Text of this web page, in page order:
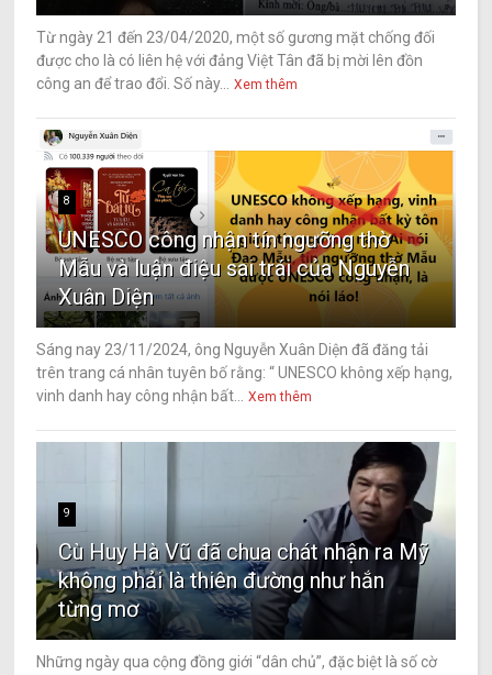
Từ ngày 21 đến 23/04/2020, một số gương mặt chống đối
được cho là có liên hệ với đảng Việt Tân đã bị mời lên đồn
công an để trao đổi. Số này...
Xem thêm
8
UNESCO công nhận tín ngưỡng thờ
Mẫu và luận điệu sai trái của Nguyễn
Xuân Diện
Sáng nay 23/11/2024, ông Nguyễn Xuân Diện đã đăng tải
trên trang cá nhân tuyên bố rằng: “ UNESCO không xếp hạng,
vinh danh hay công nhận bất...
Xem thêm
9
Cù Huy Hà Vũ đã chua chát nhận ra Mỹ
không phải là thiên đường như hắn
từng mơ
Những ngày qua cộng đồng giới “dân chủ”, đặc biệt là số cờ